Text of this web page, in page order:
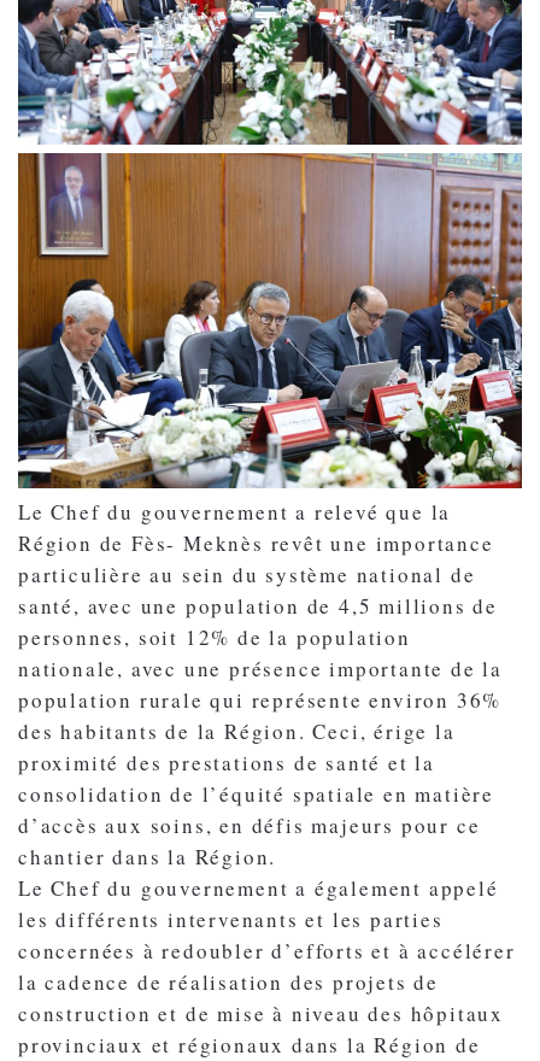
Le Chef du gouvernement a relevé que la
Région de Fès- Meknès revêt une importance
particulière au sein du système national de
santé, avec une population de 4,5 millions de
personnes, soit 12% de la population
nationale, avec une présence importante de la
population rurale qui représente environ 36%
des habitants de la Région. Ceci, érige la
proximité des prestations de santé et la
consolidation de l’équité spatiale en matière
d’accès aux soins, en défis majeurs pour ce
chantier dans la Région.
Le Chef du gouvernement a également appelé
les différents intervenants et les parties
concernées à redoubler d’efforts et à accélérer
la cadence de réalisation des projets de
construction et de mise à niveau des hôpitaux
provinciaux et régionaux dans la Région de